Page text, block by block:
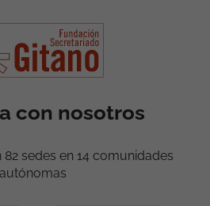
con nosotros
82 sedes en 14 comunidades
autónomas